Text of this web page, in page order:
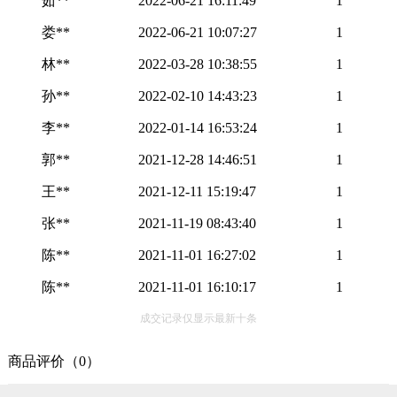
娄** 2022-06-21 10:07:27 1
林** 2022-03-28 10:38:55 1
孙** 2022-02-10 14:43:23 1
李** 2022-01-14 16:53:24 1
郭** 2021-12-28 14:46:51 1
王** 2021-12-11 15:19:47 1
张** 2021-11-19 08:43:40 1
陈** 2021-11-01 16:27:02 1
陈** 2021-11-01 16:10:17 1
成交记录仅显示最新十条
商品评价（0）